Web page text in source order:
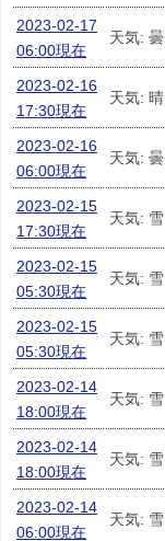
2023-02-17
06:00現在
天気: 曇
2023-02-16
17:30現在
天気: 晴
2023-02-16
06:00現在
天気: 曇
2023-02-15
17:30現在
天気: 雪
2023-02-15
05:30現在
天気: 雪
2023-02-15
05:30現在
天気: 雪
2023-02-14
18:00現在
天気: 雪
2023-02-14
18:00現在
天気: 雪
2023-02-14
06:00現在
天気: 雪